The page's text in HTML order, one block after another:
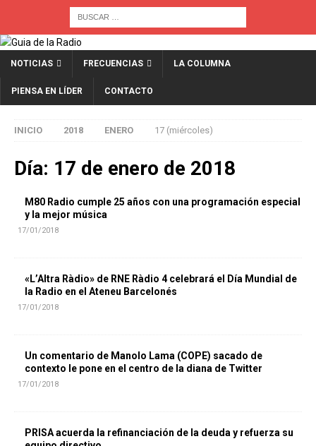
NOTICIAS FRECUENCIAS LA COLUMNA
PIENSA EN LÍDER CONTACTO
INICIO 2018 ENERO 17 (miércoles)
Día: 17 de enero de 2018
M80 Radio cumple 25 años con una programación especial
y la mejor música
17/01/2018
«L’Altra Ràdio» de RNE Ràdio 4 celebrará el Día Mundial de
la Radio en el Ateneu Barcelonés
17/01/2018
Un comentario de Manolo Lama (COPE) sacado de
contexto le pone en el centro de la diana de Twitter
17/01/2018
PRISA acuerda la refinanciación de la deuda y refuerza su